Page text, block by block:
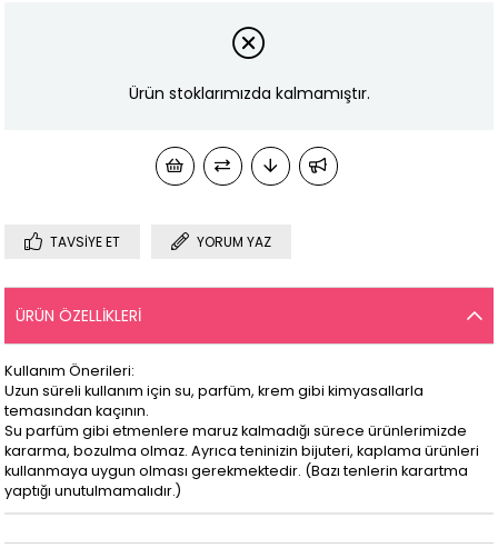
Ürün stoklarımızda kalmamıştır.
TAVSIYE ET YORUM YAZ
ÜRÜN ÖZELLIKLERI
Kullanım Önerileri:
Uzun süreli kullanım için su, parfüm, krem gibi kimyasallarla
temasından kaçının.
Su parfüm gibi etmenlere maruz kalmadığı sürece ürünlerimizde
kararma, bozulma olmaz. Ayrıca teninizin bijuteri, kaplama ürünleri
kullanmaya uygun olması gerekmektedir. (Bazı tenlerin karartma
yaptığı unutulmamalıdır.)